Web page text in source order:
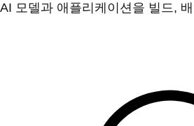
AI 모델과 애플리케이션을 빌드,